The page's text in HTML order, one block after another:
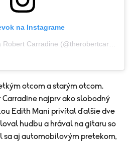
na Instagrame
otcom a starým otcom.
najprv ako slobodný
Edith Mani privítal ďalšie dve
hudbu a hrával na gitaru so
sa aj automobilovým pretekom,